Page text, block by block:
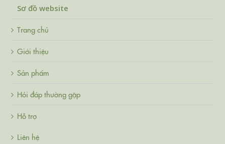
Sơ đồ website
Trang chủ
Giới thiệu
Sản phẩm
Hỏi đáp thường gặp
Hỗ trợ
Liên hệ